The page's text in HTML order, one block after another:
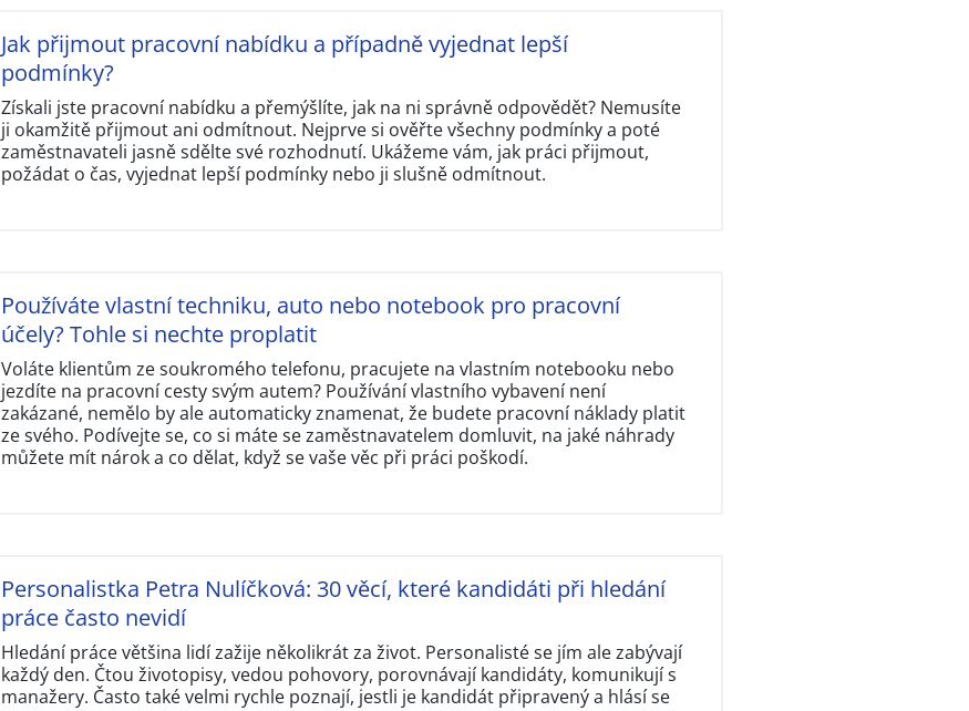
Jak přijmout pracovní nabídku a případně vyjednat lepší
podmínky?
Získali jste pracovní nabídku a přemýšlíte, jak na ni správně odpovědět? Nemusíte
ji okamžitě přijmout ani odmítnout. Nejprve si ověřte všechny podmínky a poté
zaměstnavateli jasně sdělte své rozhodnutí. Ukážeme vám, jak práci přijmout,
požádat o čas, vyjednat lepší podmínky nebo ji slušně odmítnout.
Používáte vlastní techniku, auto nebo notebook pro pracovní
účely? Tohle si nechte proplatit
Voláte klientům ze soukromého telefonu, pracujete na vlastním notebooku nebo
jezdíte na pracovní cesty svým autem? Používání vlastního vybavení není
zakázané, nemělo by ale automaticky znamenat, že budete pracovní náklady platit
ze svého. Podívejte se, co si máte se zaměstnavatelem domluvit, na jaké náhrady
můžete mít nárok a co dělat, když se vaše věc při práci poškodí.
Personalistka Petra Nulíčková: 30 věcí, které kandidáti při hledání
práce často nevidí
Hledání práce většina lidí zažije několikrát za život. Personalisté se jím ale zabývají
každý den. Čtou životopisy, vedou pohovory, porovnávají kandidáty, komunikují s
manažery. Často také velmi rychle poznají, jestli je kandidát připravený a hlásí se